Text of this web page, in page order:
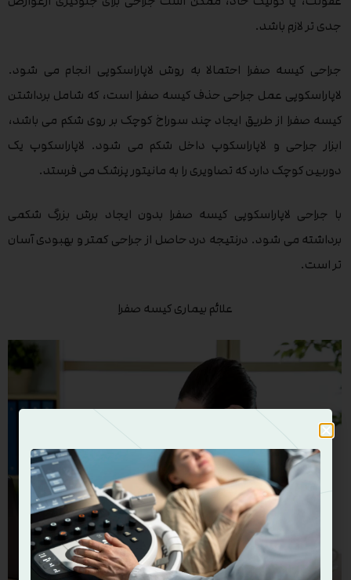
جدی تر لازم باشد.
جراحی کیسه صفرا احتمالا به روش لاپاراسکوپی انجام می شود.
لاپاراسکوپی عمل جراحی حذف کیسه صفرا است، که شامل برداشتن
کیسه صفرا از طریق ایجاد چند سوراخ کوچک بر روی شکم می باشد،
ابزار جراحی و لاپاراسکوپ داخل شکم می شود. لاپاراسکوپ یک
دوربین کوچک دارد که تصاویری را به مانیتور پزشک می فرستد.
با جراحی لاپاراسکوپی کیسه صفرا بدون ایجاد برش بزرگ شکمی
برداشته می شود. درنتیجه درد حاصل از جراحی کمتر و بهبودی آسان
تر است.
علائم بیماری کیسه صفرا